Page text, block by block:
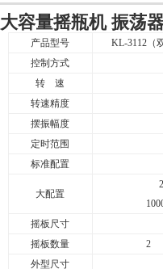
大容量摇瓶机 振荡
产品型号
KL-3112（
控制方式
转 速
转速精度
摆振幅度
定时范围
标准配置
大配置
摇板尺寸
摇板数量
2
外型尺寸